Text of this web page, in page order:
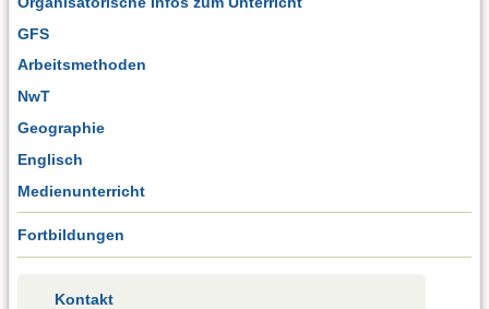
GFS
Arbeitsmethoden
NwT
Geographie
Englisch
Medienunterricht
Fortbildungen
Kontakt